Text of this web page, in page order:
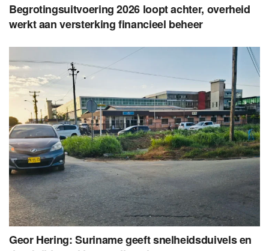
Begrotingsuitvoering 2026 loopt achter, overheid
werkt aan versterking financieel beheer
Geor Hering: Suriname geeft snelheidsduivels en